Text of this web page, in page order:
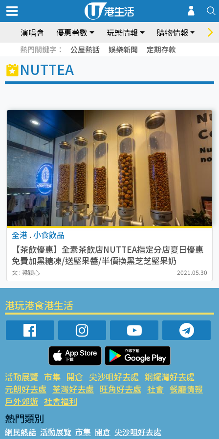
演唱會 優惠著數 玩樂情報 購物情報 飲
熱門關鍵字： 公屋熱話 娛樂新聞 定期存款
NUTTEA
全港 . 小食飲品
【茶飲優惠】全素茶飲店NUTTEA指定分店夏日優惠
免費加黑糖凍/送堅果醬/半價換黑芝芝堅果奶
文 : 梁穎心 2021.05.30
港玩港食港生活
活動展覽 市集 開倉 尖沙咀好去處 銅鑼灣好去處
元朗好去處 荃灣好去處 旺角好去處 社會 餐廳情報
戶外郊遊 社會福利
熱門類別
網民熱話 活動展覽 市集 開倉 尖沙咀好去處